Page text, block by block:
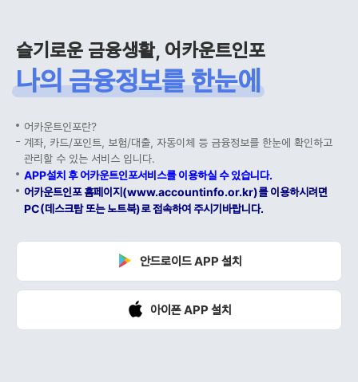
슬기로운 금융생활, 어카운트인포
나의 금융정보를 한눈에
어카운트인포란?
계좌, 카드/포인트, 보험/대출, 자동이체 등 금융정보를 한눈에 확인하고
관리할 수 있는 서비스 입니다.
APP설치 후 어카운트인포서비스를 이용하실 수 있습니다.
어카운트인포 홈페이지(www.accountinfo.or.kr)를 이용하시려면
PC(데스크탑 또는 노트북)로 접속하여 주시기바랍니다.
안드로이드 APP 설치
아이폰 APP 설치